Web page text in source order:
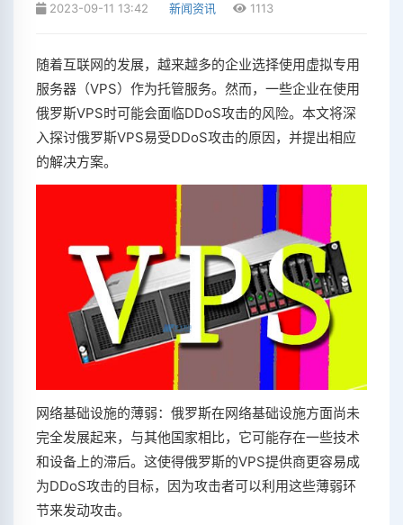
2023-09-11 13:42 新闻资讯 1113
随着互联网的发展，越来越多的企业选择使用虚拟专用
服务器（VPS）作为托管服务。然而，一些企业在使用
俄罗斯VPS时可能会面临DDoS攻击的风险。本文将深
入探讨俄罗斯VPS易受DDoS攻击的原因，并提出相应
的解决方案。
网络基础设施的薄弱：俄罗斯在网络基础设施方面尚未
完全发展起来，与其他国家相比，它可能存在一些技术
和设备上的滞后。这使得俄罗斯的VPS提供商更容易成
为DDoS攻击的目标，因为攻击者可以利用这些薄弱环
节来发动攻击。